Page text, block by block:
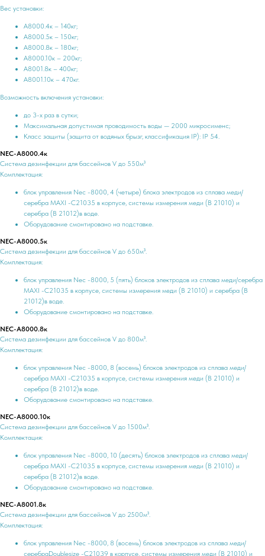
Вес установки:
А8000.4к – 140кг;
А8000.5к – 150кг;
А8000.8к – 180кг;
А8000.10к – 200кг;
А8001.8к – 400кг;
А8001.10к – 470кг.
Возможность включения установки:
до 3-х раз в сутки;
Максимальная допустимая проводимость воды — 2000 микросименс;
Класс защиты (защита от водяных брызг, классификация IP): IP 54.
NEC-А8000.4к
Система дезинфекции для бассейнов V до 550м³
Комплектация:
блок управления Nec -8000, 4 (четыре) блока электродов из сплава меди/
серебра MАXI -C21035 в корпусе, системы измерения меди (В 21010) и
серебра (В 21012)в воде.
Оборудование смонтировано на подставке.
NEC-А8000.5к
Система дезинфекции для бассейнов V до 650м³.
Комплектация:
блок управления Nec -8000, 5 (пять) блоков электродов из сплава меди/серебра
MАXI -C21035 в корпусе, системы измерения меди (В 21010) и серебра (В
21012)в воде.
Оборудование смонтировано на подставке.
NEC-А8000.8к
Система дезинфекции для бассейнов V до 800м³.
Комплектация:
блок управления Nec -8000, 8 (восемь) блоков электродов из сплава меди/
серебра MАXI -C21035 в корпусе, системы измерения меди (В 21010) и
серебра (В 21012)в воде.
Оборудование смонтировано на подставке.
NEC-А8000.10к
Система дезинфекции для бассейнов V до 1500м³.
Комплектация:
блок управления Nec -8000, 10 (десять) блоков электродов из сплава меди/
серебра MАXI -C21035 в корпусе, системы измерения меди (В 21010) и
серебра (В 21012)в воде.
Оборудование смонтировано на подставке.
NEC-А8001.8к
Система дезинфекции для бассейнов V до 2500м³.
Комплектация:
блок управления Nec -8000, 8 (восемь) блоков электродов из сплава меди/
серебраDoublesize -C21039 в корпусе, системы измерения меди (В 21010) и